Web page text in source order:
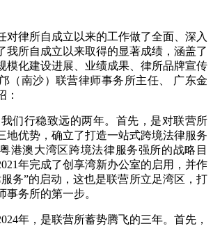
对律所自成立以来的工作做了全面、深入
我所自成立以来取得的显著成绩，涵盖了
模化建设进展、业绩成果、律所品牌宣传
（南沙）联营律师事务所主任、 广东金
：
我们行稳致远的两年。首先，是对联营所
地优势，确立了打造一站式跨境法律服务
港澳大湾区跨境法律服务强所的战略目
年完成了创享湾新办公室的启用，并作
务”的启动，这也是联营所立足湾区，打
事务所的第一步。
年，是联营所蓄势腾飞的三年。首先，